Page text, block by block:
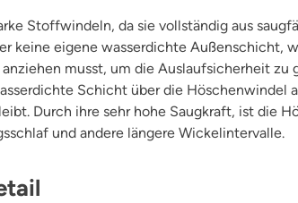
Stoffwindeln, da sie vollständig aus
keine eigene wasserdichte Außenschicht,
musst, um die Auslaufsicherheit zu
Schicht über die Höschenwindel
Durch ihre sehr hohe Saugkraft, ist die
und andere längere Wickelintervalle.